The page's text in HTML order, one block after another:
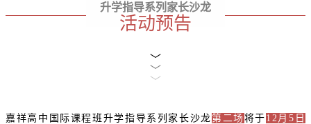
升学指导系列家长沙龙
活动预告
﹀
﹀
﹀
嘉祥高中国际课程班升学指导系列家长沙龙 第二场 将于 12月5日